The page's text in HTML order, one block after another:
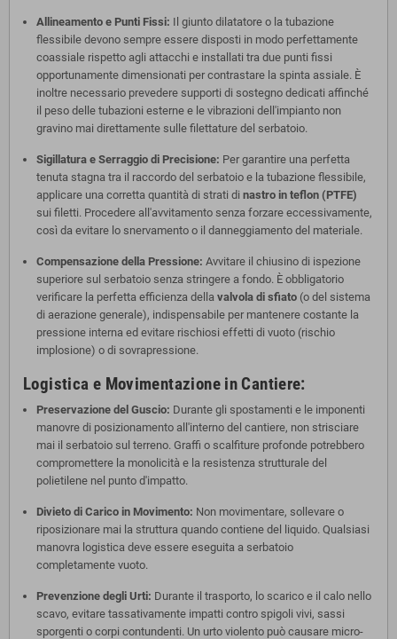
Allineamento e Punti Fissi: Il giunto dilatatore o la tubazione
flessibile devono sempre essere disposti in modo perfettamente
coassiale rispetto agli attacchi e installati tra due punti fissi
opportunamente dimensionati per contrastare la spinta assiale. È
inoltre necessario prevedere supporti di sostegno dedicati affinché
il peso delle tubazioni esterne e le vibrazioni dell'impianto non
gravino mai direttamente sulle filettature del serbatoio.
Sigillatura e Serraggio di Precisione: Per garantire una perfetta
tenuta stagna tra il raccordo del serbatoio e la tubazione flessibile,
applicare una corretta quantità di strati di nastro in teflon (PTFE)
sui filetti. Procedere all'avvitamento senza forzare eccessivamente,
così da evitare lo snervamento o il danneggiamento del materiale.
Compensazione della Pressione: Avvitare il chiusino di ispezione
superiore sul serbatoio senza stringere a fondo. È obbligatorio
verificare la perfetta efficienza della valvola di sfiato (o del sistema
di aerazione generale), indispensabile per mantenere costante la
pressione interna ed evitare rischiosi effetti di vuoto (rischio
implosione) o di sovrapressione.
Logistica e Movimentazione in Cantiere:
Preservazione del Guscio: Durante gli spostamenti e le imponenti
manovre di posizionamento all'interno del cantiere, non strisciare
mai il serbatoio sul terreno. Graffi o scalfiture profonde potrebbero
compromettere la monolicità e la resistenza strutturale del
polietilene nel punto d'impatto.
Divieto di Carico in Movimento: Non movimentare, sollevare o
riposizionare mai la struttura quando contiene del liquido. Qualsiasi
manovra logistica deve essere eseguita a serbatoio
completamente vuoto.
Prevenzione degli Urti: Durante il trasporto, lo scarico e il calo nello
scavo, evitare tassativamente impatti contro spigoli vivi, sassi
sporgenti o corpi contundenti. Un urto violento può causare micro-